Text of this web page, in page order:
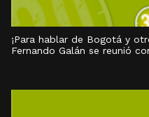
¡Para hablar de Bogotá y
Fernando Galán se reunió